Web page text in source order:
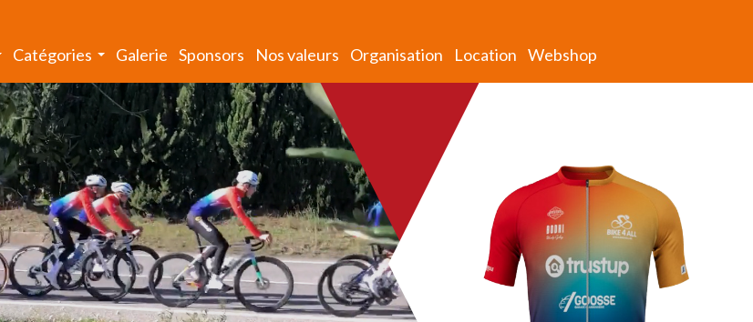
Catégories Galerie Sponsors Nos valeurs Organisation Location Webshop